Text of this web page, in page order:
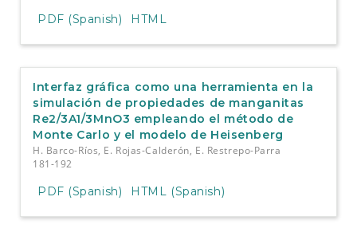
PDF (Spanish) HTML
Interfaz gráfica como una herramienta en la
simulación de propiedades de manganitas
Re2/3A1/3MnO3 empleando el método de
Monte Carlo y el modelo de Heisenberg
H. Barco-Ríos, E. Rojas-Calderón, E. Restrepo-Parra
181-192
PDF (Spanish) HTML (Spanish)